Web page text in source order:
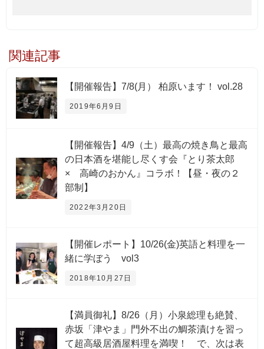
関連記事
【開催報告】7/8(月） 柏原います！ vol.28
2019年6月9日
【開催報告】4/9（土）最高の焼き鳥と最高
の日本酒を堪能し尽くす会『とり茶太郎
× 高崎のおかん』コラボ！【昼・夜の２
部制】
2022年3月20日
【開催レポート】10/26(金)英語と料理を一
緒に学ぼう vol3
2018年10月27日
【満員御礼】8/26（月）小泉総理も絶賛、
赤坂「津やま」門外不出の鯛茶漬けを習っ
て超高級居酒屋料理を満喫！ で、次は表